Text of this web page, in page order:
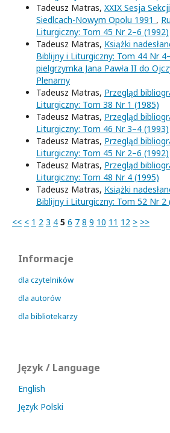
Tadeusz Matras, XXIX Sesja
Siedlcach-Nowym Opolu 1991 ,
Liturgiczny: Tom 45 Nr 2–6 (1992)
Tadeusz Matras, Książki
Biblijny i Liturgiczny: Tom 44 Nr
pielgrzymka Jana Pawła II do
Plenarny
Tadeusz Matras, Przegląd
Liturgiczny: Tom 38 Nr 1 (1985)
Tadeusz Matras, Przegląd
Liturgiczny: Tom 46 Nr 3–4 (1993)
Tadeusz Matras, Przegląd
Liturgiczny: Tom 45 Nr 2–6 (1992)
Tadeusz Matras, Przegląd
Liturgiczny: Tom 48 Nr 4 (1995)
Tadeusz Matras, Książki
Biblijny i Liturgiczny: Tom 52 Nr 2
<< < 1 2 3 4 5 6 7 8 9 10 11 12 > >>
Informacje
dla czytelników
dla autorów
dla bibliotekarzy
Język / Language
English
Język Polski